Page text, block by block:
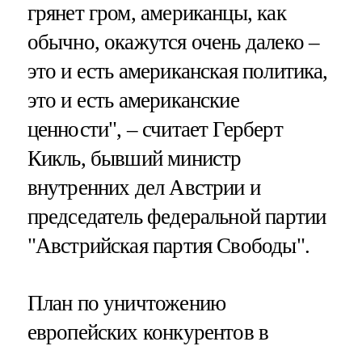
грянет гром, американцы, как
обычно, окажутся очень далеко –
это и есть американская политика,
это и есть американские
ценности", – считает Герберт
Кикль, бывший министр
внутренних дел Австрии и
председатель федеральной партии
"Австрийская партия Свободы".
План по уничтожению
европейских конкурентов в